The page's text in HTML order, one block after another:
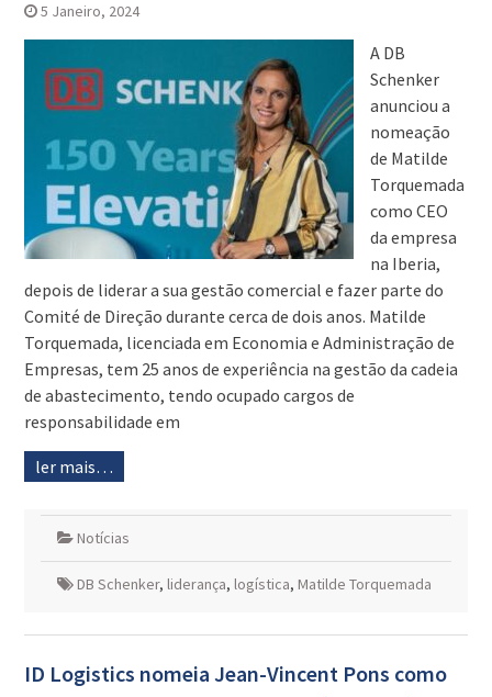
5 Janeiro, 2024
A DB
Schenker
anunciou a
nomeação
de Matilde
Torquemada
como CEO
da empresa
na Iberia,
depois de liderar a sua gestão comercial e fazer parte do
Comité de Direção durante cerca de dois anos. Matilde
Torquemada, licenciada em Economia e Administração de
Empresas, tem 25 anos de experiência na gestão da cadeia
de abastecimento, tendo ocupado cargos de
responsabilidade em
ler mais…
Notícias
DB Schenker, liderança, logística, Matilde Torquemada
ID Logistics nomeia Jean-Vincent Pons como